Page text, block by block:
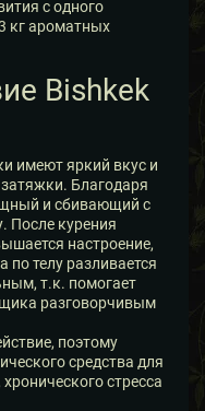
с одного
кг ароматных
Bishkek
имеют яркий вкус и
Благодаря
и сбивающий с
После курения
настроение,
по телу разливается
т.к. помогает
разговорчивым
поэтому
средства для
стресса